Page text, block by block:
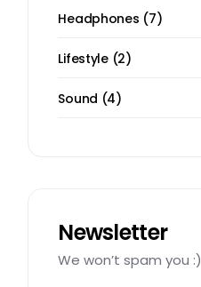
Headphones 7
Lifestyle 2
Sound 4
Newsletter
We won’t spam you :)